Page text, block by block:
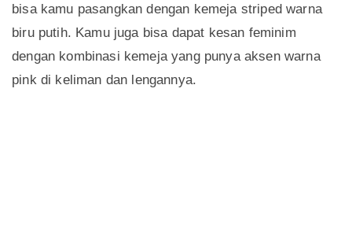
bisa kamu pasangkan dengan kemeja striped warna
biru putih. Kamu juga bisa dapat kesan feminim
dengan kombinasi kemeja yang punya aksen warna
pink di keliman dan lengannya.